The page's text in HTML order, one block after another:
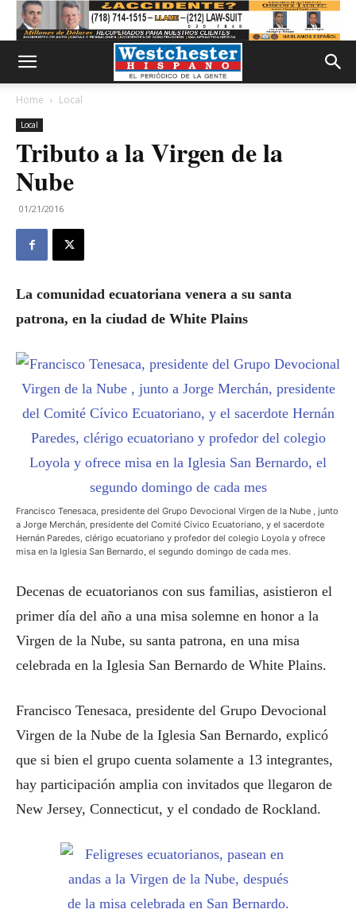
Home Local
Local
Tributo a la Virgen de la
Nube
01/21/2016
La comunidad ecuatoriana venera a su santa
patrona, en la ciudad de White Plains
Francisco Tenesaca, presidente del Grupo Devocional Virgen de la Nube , junto
a Jorge Merchán, presidente del Comité Cívico Ecuatoriano, y el sacerdote
Hernán Paredes, clérigo ecuatoriano y profedor del colegio Loyola y ofrece
misa en la Iglesia San Bernardo, el segundo domingo de cada mes.
Decenas de ecuatorianos con sus familias, asistieron el
primer día del año a una misa solemne en honor a la
Virgen de la Nube, su santa patrona, en una misa
celebrada en la Iglesia San Bernardo de White Plains.
Francisco Tenesaca, presidente del Grupo Devocional
Virgen de la Nube de la Iglesia San Bernardo, explicó
que si bien el grupo cuenta solamente a 13 integrantes,
hay participación amplia con invitados que llegaron de
New Jersey, Connecticut, y el condado de Rockland.